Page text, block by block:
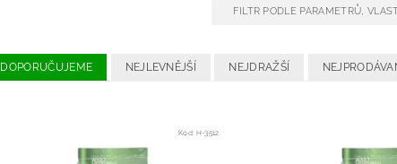
FILTR PODLE PARAMETRŮ,
DOPORUČUJEME NEJLEVNĚJŠÍ NEJDRAŽŠÍ
Kód: H-3512